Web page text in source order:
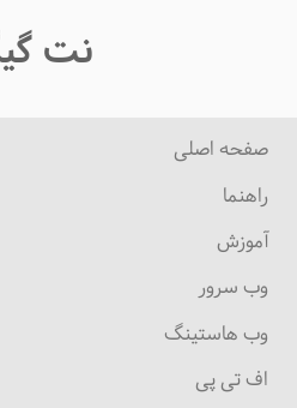
نت
صفحه اصلی
راهنما
آموزش
وب سرور
وب هاستینگ
اف تی پی